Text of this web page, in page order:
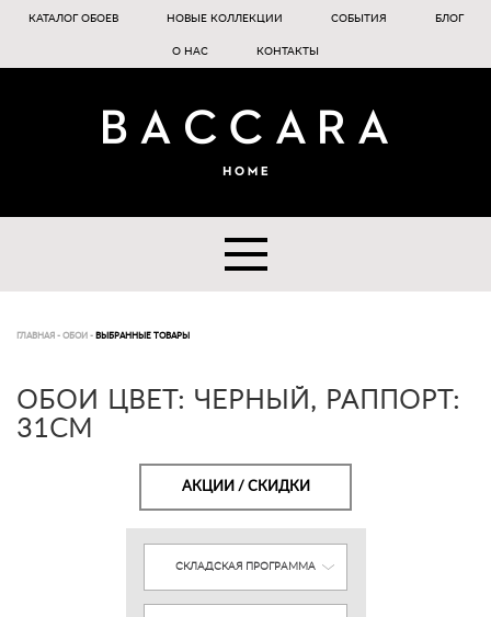
КАТАЛОГ ОБОЕВ НОВЫЕ КОЛЛЕКЦИИ СОБЫТИЯ БЛОГ
О НАС КОНТАКТЫ
ГЛАВНАЯ - ОБОИ - ВЫБРАННЫЕ ТОВАРЫ
ОБОИ ЦВЕТ: ЧЕРНЫЙ, РАППОРТ:
31СМ
АКЦИИ / СКИДКИ
СКЛАДСКАЯ ПРОГРАММА